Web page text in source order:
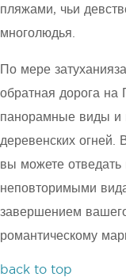
пляжами, чьи
многолюдья.
По мере
обратная дорога на
панорамные виды и
деревенских
вы можете отведать
неповторимыми
завершением
романтическому
back to top